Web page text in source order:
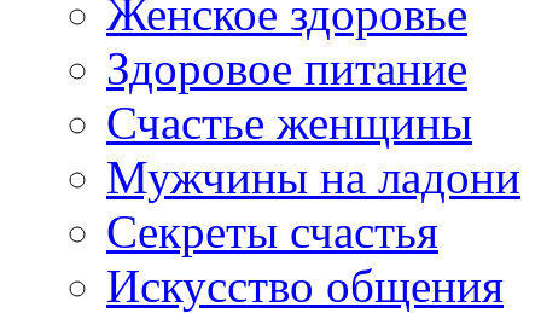
Женское здоровье
Здоровое питание
Счастье женщины
Мужчины на ладони
Секреты счастья
Искусство общения